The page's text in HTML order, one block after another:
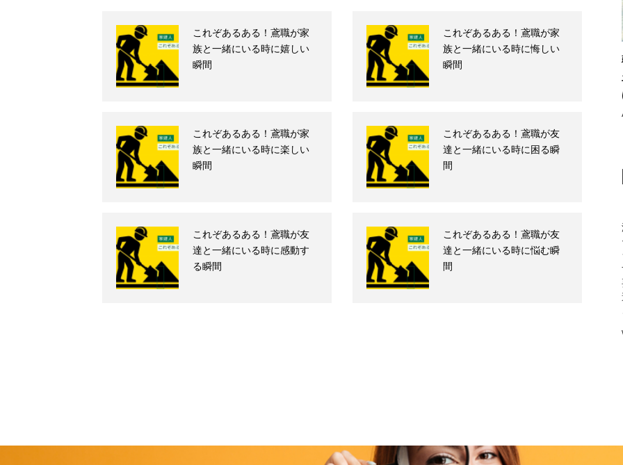
これぞあるある！鳶職が家
族と一緒にいる時に嬉しい
瞬間
これぞあるある！鳶職が家
族と一緒にいる時に悔しい
瞬間
これぞあるある！鳶職が家
族と一緒にいる時に楽しい
瞬間
これぞあるある！鳶職が友
達と一緒にいる時に困る瞬
間
これぞあるある！鳶職が友
達と一緒にいる時に感動す
る瞬間
これぞあるある！鳶職が友
達と一緒にいる時に悩む瞬
間